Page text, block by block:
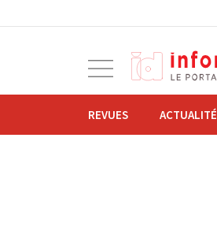
navigation
REVUES ACTUALITÉ